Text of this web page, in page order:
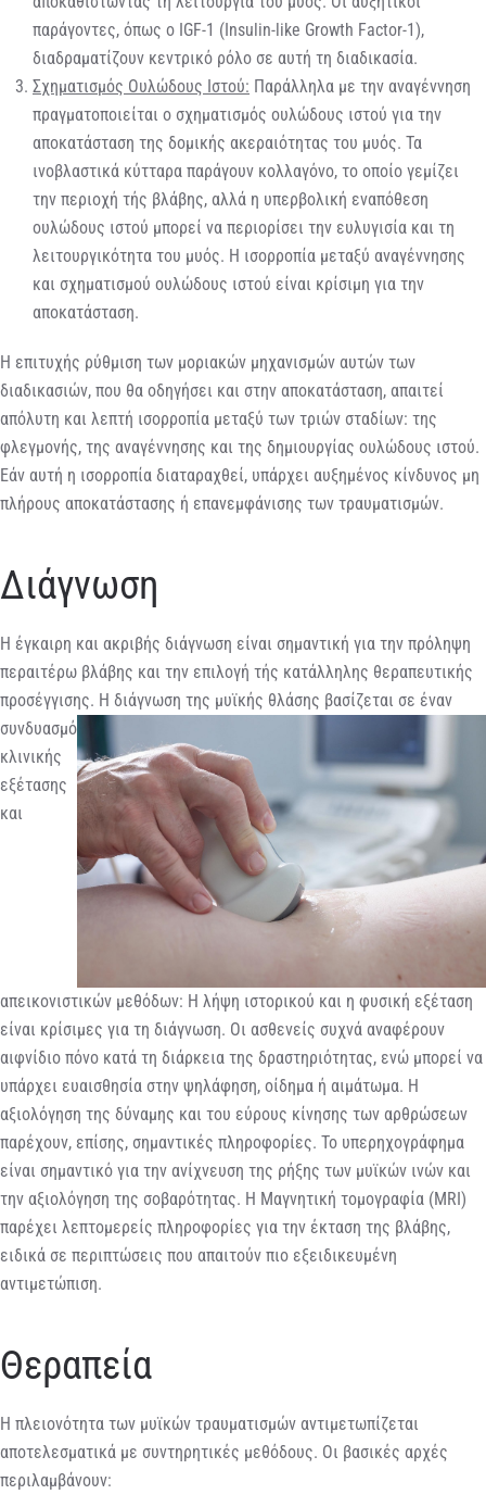
παράγοντες, όπως ο IGF-1 (Insulin-like Growth Factor-1),
διαδραματίζουν κεντρικό ρόλο σε αυτή τη διαδικασία.
Σχηματισμός Ουλώδους Ιστού: Παράλληλα με την αναγέννηση
πραγματοποιείται ο σχηματισμός ουλώδους ιστού για την
αποκατάσταση της δομικής ακεραιότητας του μυός. Τα
ινοβλαστικά κύτταρα παράγουν κολλαγόνο, το οποίο γεμίζει
την περιοχή τής βλάβης, αλλά η υπερβολική εναπόθεση
ουλώδους ιστού μπορεί να περιορίσει την ευλυγισία και τη
λειτουργικότητα του μυός. Η ισορροπία μεταξύ αναγέννησης
και σχηματισμού ουλώδους ιστού είναι κρίσιμη για την
αποκατάσταση.
Η επιτυχής ρύθμιση των μοριακών μηχανισμών αυτών των
διαδικασιών, που θα οδηγήσει και στην αποκατάσταση, απαιτεί
απόλυτη και λεπτή ισορροπία μεταξύ των τριών σταδίων: της
φλεγμονής, της αναγέννησης και της δημιουργίας ουλώδους ιστού.
Εάν αυτή η ισορροπία διαταραχθεί, υπάρχει αυξημένος κίνδυνος μη
πλήρους αποκατάστασης ή επανεμφάνισης των τραυματισμών.
Διάγνωση
Η έγκαιρη και ακριβής διάγνωση είναι σημαντική για την πρόληψη
περαιτέρω βλάβης και την επιλογή τής κατάλληλης θεραπευτικής
προσέγγισης. Η διάγνωση της μυϊκής θλάσης βασίζεται σε έναν
συνδυασμό
κλινικής
εξέτασης
και
απεικονιστικών μεθόδων: Η λήψη ιστορικού και η φυσική εξέταση
είναι κρίσιμες για τη διάγνωση. Οι ασθενείς συχνά αναφέρουν
αιφνίδιο πόνο κατά τη διάρκεια της δραστηριότητας, ενώ μπορεί να
υπάρχει ευαισθησία στην ψηλάφηση, οίδημα ή αιμάτωμα. Η
αξιολόγηση της δύναμης και του εύρους κίνησης των αρθρώσεων
παρέχουν, επίσης, σημαντικές πληροφορίες. Το υπερηχογράφημα
είναι σημαντικό για την ανίχνευση της ρήξης των μυϊκών ινών και
την αξιολόγηση της σοβαρότητας. Η Μαγνητική τομογραφία (MRI)
παρέχει λεπτομερείς πληροφορίες για την έκταση της βλάβης,
ειδικά σε περιπτώσεις που απαιτούν πιο εξειδικευμένη
αντιμετώπιση.
Θεραπεία
Η πλειονότητα των μυϊκών τραυματισμών αντιμετωπίζεται
αποτελεσματικά με συντηρητικές μεθόδους. Οι βασικές αρχές
περιλαμβάνουν: